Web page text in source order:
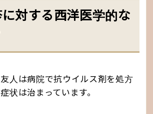
対する西洋医学的な
人は病院で抗ウイルス剤を処方
状は治まっています。